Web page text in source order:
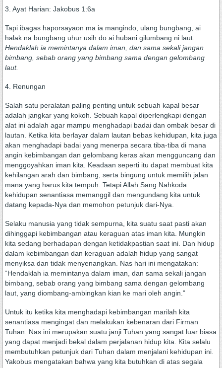
3. Ayat Harian: Jakobus 1:6a
Tapi ibagas haporsayaon ma ia mangindo, ulang bungbang, ai
halak na bungbang uhur usih do ai hubani gilumbang ni laut.
Hendaklah ia memintanya dalam iman, dan sama sekali jangan
bimbang, sebab orang yang bimbang sama dengan gelombang
laut.
4. Renungan
Salah satu peralatan paling penting untuk sebuah kapal besar
adalah jangkar yang kokoh. Sebuah kapal diperlengkapi dengan
alat ini adalah agar mampu menghadapi badai dan ombak besar di
lautan. Ketika kita berlayar dalam lautan bebas kehidupan, kita juga
akan menghadapi badai yang menerpa secara tiba-tiba di mana
angin kebimbangan dan gelombang keras akan mengguncang dan
menggoyahkan iman kita. Keadaan seperti itu dapat membuat kita
kehilangan arah dan bimbang, serta bingung untuk memilih jalan
mana yang harus kita tempuh. Tetapi Allah Sang Nahkoda
kehidupan senantiasa memanggil dan mengundang kita untuk
datang kepada-Nya dan memohon petunjuk dari-Nya.
Selaku manusia yang tidak sempurna, kita suatu saat pasti akan
dihinggapi kebimbangan atau keraguan atas iman kita. Mungkin
kita sedang berhadapan dengan ketidakpastian saat ini. Dan hidup
dalam kebimbangan dan keraguan adalah hidup yang sangat
menyiksa dan tidak menyenangkan. Nas hari ini mengatakan:
“Hendaklah ia memintanya dalam iman, dan sama sekali jangan
bimbang, sebab orang yang bimbang sama dengan gelombang
laut, yang diombang-ambingkan kian ke mari oleh angin.”
Untuk itu ketika kita menghadapi kebimbangan marilah kita
senantiasa mengingat dan melakukan kebenaran dari Firman
Tuhan. Nas ini merupakan suatu janji Tuhan yang sangat luar biasa
yang dapat menjadi bekal dalam perjalanan hidup kita. Kita selalu
membutuhkan petunjuk dari Tuhan dalam menjalani kehidupan ini.
Yakobus mengatakan bahwa yang kita butuhkan di atas segala